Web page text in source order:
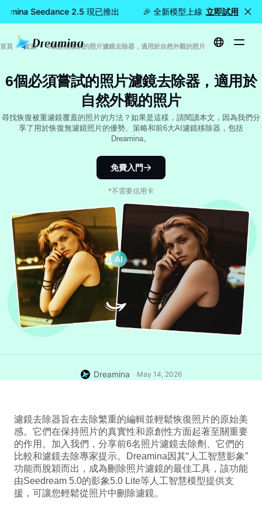
Seedance 2.5 現已推出 🎉 全新模型上線：Dreamina
立即試用
首頁 資源 6個必須嘗試的照片濾鏡去除器，適用於自然外觀的照片
6個必須嘗試的照片濾鏡去除器，適用於
自然外觀的照片
尋找恢復被重濾鏡覆蓋的照片的方法？如果是這樣，請閱讀本文，因為我們分
享了用於恢復無濾鏡照片的優勢、策略和前6大AI濾鏡移除器，包括
Dreamina。
免費入門
*不需要信用卡
Dreamina May 14, 2026
濾鏡去除器旨在去除繁重的編輯並輕鬆恢復照片的原始美
感。它們在保持照片的真實性和原創性方面起著至關重要
的作用。加入我們，分享前6名照片濾鏡去除劑、它們的
比較和濾鏡去除專家提示。Dreamina因其“人工智慧影象”
功能而脫穎而出，成為刪除照片濾鏡的最佳工具，該功能
由Seedream 5.0的影象5.0 Lite等人工智慧模型提供支
援，可讓您輕鬆從照片中刪除濾鏡。